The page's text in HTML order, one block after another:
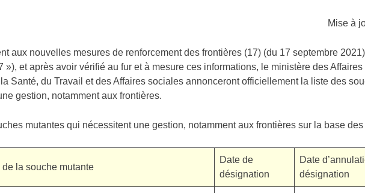
Mise à
aux nouvelles mesures de renforcement des frontières (17) (du 17 septembre
»), et après avoir vérifié au fur et à mesure ces informations, le ministère des
Santé, du Travail et des Affaires sociales annonceront officiellement la liste des
gestion, notamment aux frontières.
mutantes qui nécessitent une gestion, notamment aux frontières sur la base
la souche mutante
Date de
désignation
Date
désignation